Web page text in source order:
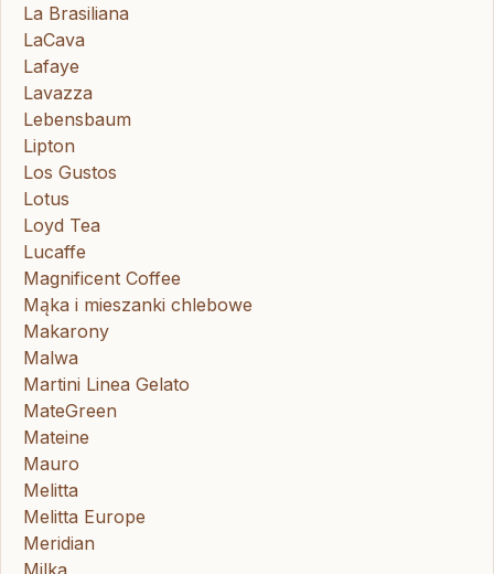
La Brasiliana
LaCava
Lafaye
Lavazza
Lebensbaum
Lipton
Los Gustos
Lotus
Loyd Tea
Lucaffe
Magnificent Coffee
Mąka i mieszanki chlebowe
Makarony
Malwa
Martini Linea Gelato
MateGreen
Mateine
Mauro
Melitta
Melitta Europe
Meridian